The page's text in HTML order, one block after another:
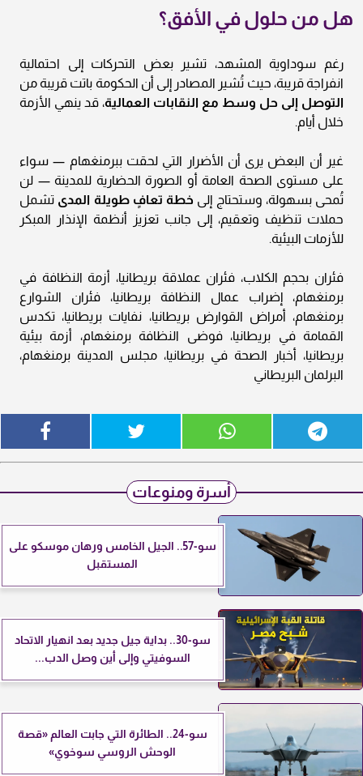
هل من حلول في الأفق؟
رغم سوداوية المشهد، تشير بعض التحركات إلى احتمالية
انفراجة قريبة، حيث تُشير المصادر إلى أن الحكومة باتت قريبة من
التوصل إلى حل وسط مع النقابات العمالية، قد ينهي الأزمة
خلال أيام.
غير أن البعض يرى أن الأضرار التي لحقت ببرمنغهام — سواء
على مستوى الصحة العامة أو الصورة الحضارية للمدينة — لن
تُمحى بسهولة، وستحتاج إلى خطة تعافٍ طويلة المدى تشمل
حملات تنظيف وتعقيم، إلى جانب تعزيز أنظمة الإنذار المبكر
للأزمات البيئية.
فئران بحجم الكلاب، فئران عملاقة بريطانيا، أزمة النظافة في
برمنغهام، إضراب عمال النظافة بريطانيا، فئران الشوارع
برمنغهام، أمراض القوارض بريطانيا، نفايات بريطانيا، تكدس
القمامة في بريطانيا، فوضى النظافة برمنغهام، أزمة بيئية
بريطانيا، أخبار الصحة في بريطانيا، مجلس المدينة برمنغهام،
البرلمان البريطاني
أسرة ومنوعات
سو-57.. الجيل الخامس ورهان موسكو على
المستقبل
سو-30.. بداية جيل جديد بعد انهيار الاتحاد
السوفيتي وإلى أين وصل الدب...
سو-24.. الطائرة التي جابت العالم «قصة
الوحش الروسي سوخوي»